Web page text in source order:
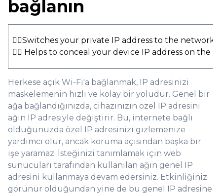
bağlanın
👍🏻Switches your private IP address to the network
👍🏻 Helps to conceal your device IP address on the
Herkese açık Wi-Fi'a bağlanmak, IP adresinizi
maskelemenin hızlı ve kolay bir yoludur. Genel bir
ağa bağlandığınızda, cihazınızın özel IP adresini
ağın IP adresiyle değiştirir. Bu, internete bağlı
olduğunuzda özel IP adresinizi gizlemenize
yardımcı olur, ancak koruma açısından başka bir
işe yaramaz. İsteğinizi tanımlamak için web
sunucuları tarafından kullanılan ağın genel IP
adresini kullanmaya devam edersiniz. Etkinliğiniz
görünür olduğundan yine de bu genel IP adresine